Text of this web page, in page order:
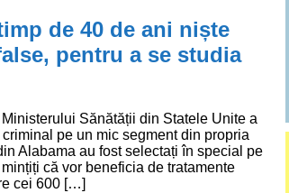
de 40 de ani niște
pentru a se studia
Sănătății din Statele Unite a
pe un mic segment din propria
Alabama au fost selectați în special pe
că vor beneficia de tratamente
cei 600 […]